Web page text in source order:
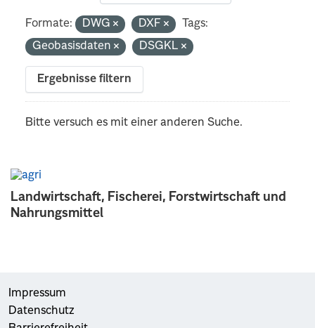
Landwirtschaft, Fischerei, Forstwirtschaft und
Nahrungsmittel
Formate: DWG DXF
Tags:
Geobasisdaten
DSGKL
Ergebnisse filtern
Bitte versuch es mit einer anderen Suche.
Impressum
Datenschutz